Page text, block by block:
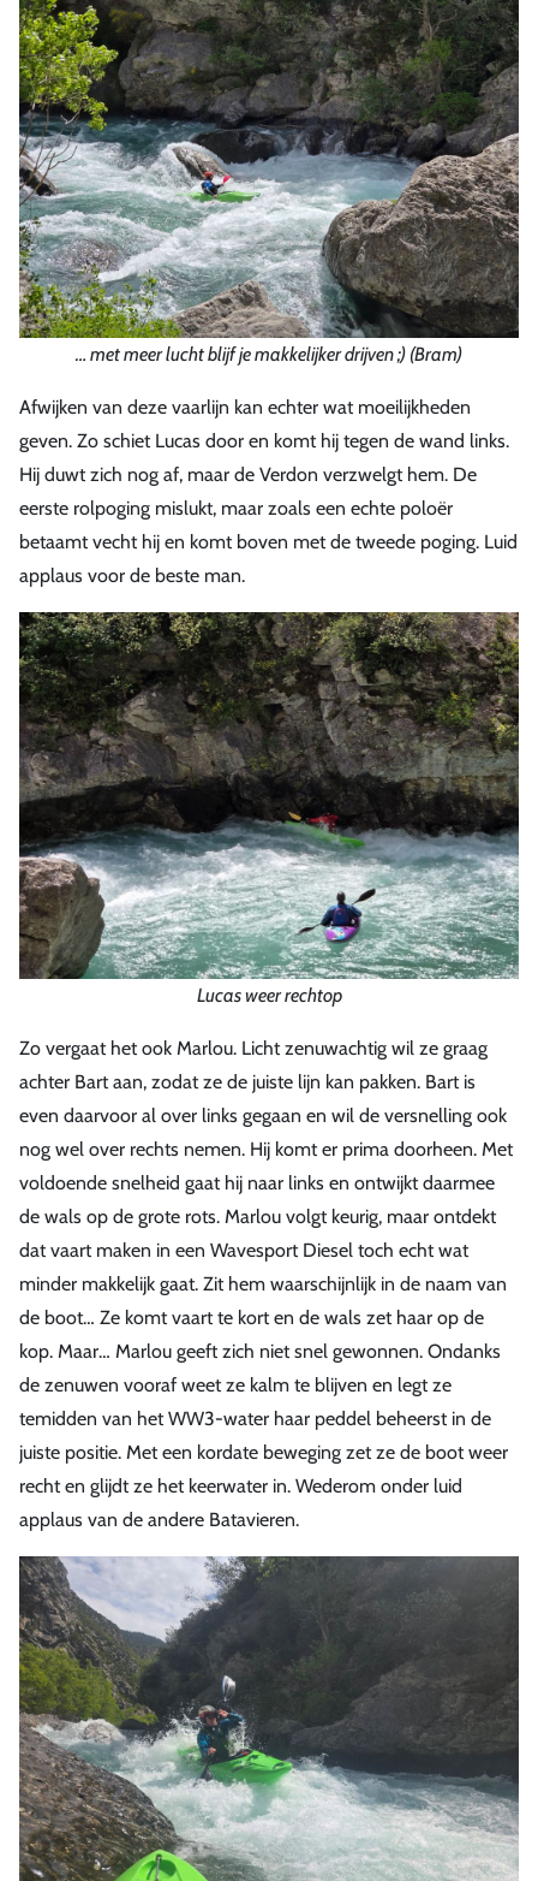
… met meer lucht blijf je makkelijker drijven ;) (Bram)
Afwijken van deze vaarlijn kan echter wat moeilijkheden
geven. Zo schiet Lucas door en komt hij tegen de wand links.
Hij duwt zich nog af, maar de Verdon verzwelgt hem. De
eerste rolpoging mislukt, maar zoals een echte poloër
betaamt vecht hij en komt boven met de tweede poging. Luid
applaus voor de beste man.
Lucas weer rechtop
Zo vergaat het ook Marlou. Licht zenuwachtig wil ze graag
achter Bart aan, zodat ze de juiste lijn kan pakken. Bart is
even daarvoor al over links gegaan en wil de versnelling ook
nog wel over rechts nemen. Hij komt er prima doorheen. Met
voldoende snelheid gaat hij naar links en ontwijkt daarmee
de wals op de grote rots. Marlou volgt keurig, maar ontdekt
dat vaart maken in een Wavesport Diesel toch echt wat
minder makkelijk gaat. Zit hem waarschijnlijk in de naam van
de boot… Ze komt vaart te kort en de wals zet haar op de
kop. Maar… Marlou geeft zich niet snel gewonnen. Ondanks
de zenuwen vooraf weet ze kalm te blijven en legt ze
temidden van het WW3-water haar peddel beheerst in de
juiste positie. Met een kordate beweging zet ze de boot weer
recht en glijdt ze het keerwater in. Wederom onder luid
applaus van de andere Batavieren.